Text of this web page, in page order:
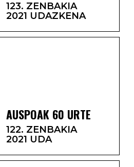
123. ZENBAKIA
2021 UDAZKENA
AUSPOAK 60 URTE
122. ZENBAKIA
2021 UDA